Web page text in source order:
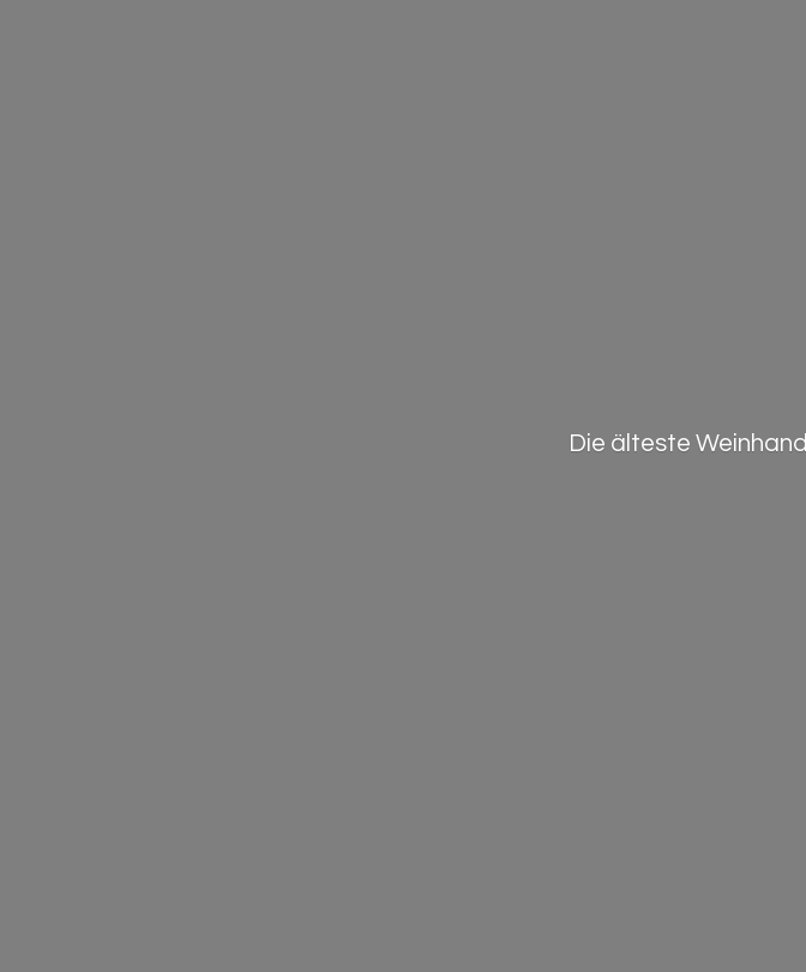
Die älteste